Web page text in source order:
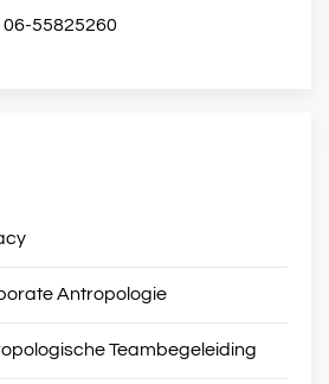
06-55825260
Antropologie
Teambegeleiding